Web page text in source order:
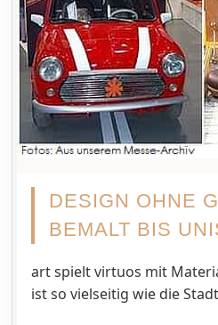
DESIGN OHNE
BEMALT BIS
art spielt virtuos mit
ist so vielseitig wie die